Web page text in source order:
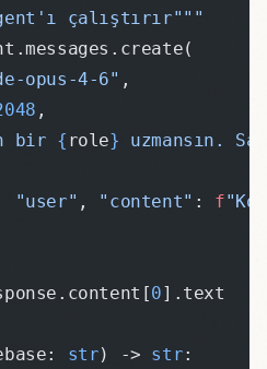
çalıştırır"""
opus-4-6" ,
,
bir { role} uzmansın.
"user" , "content" : f
0].text
str) -> str: